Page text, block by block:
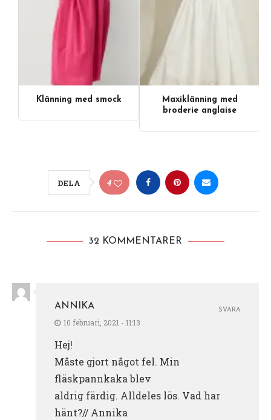
Klänning med smock
Maxiklänning med
broderie anglaise
DELA 4
32 KOMMENTARER
ANNIKA
10 februari, 2021 - 11:13
Hej!
Måste gjort något fel. Min
fläskpannkaka blev
aldrig färdig. Alldeles lös. Vad har
hänt?// Annika
SVARA